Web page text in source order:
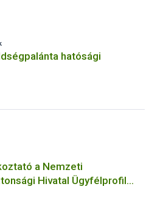
hatósági
a Nemzeti
Hivatal Ügyfélprofil
témakörben